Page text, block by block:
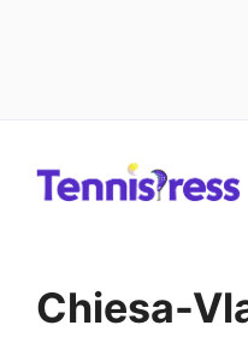
Chiesa-